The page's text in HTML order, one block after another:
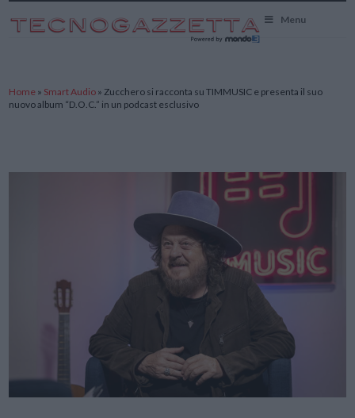
Menu
Home » Smart Audio »Zucchero si racconta su TIMMUSIC e presenta il suo
nuovo album “D.O.C.” in un podcast esclusivo